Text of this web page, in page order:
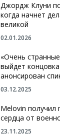
Джордж Клуни
когда начнет
великой
02.01.2026
«Очень
выйдет
анонсирован
03.12.2025
Melovin получил
сердца от
23.11.2025